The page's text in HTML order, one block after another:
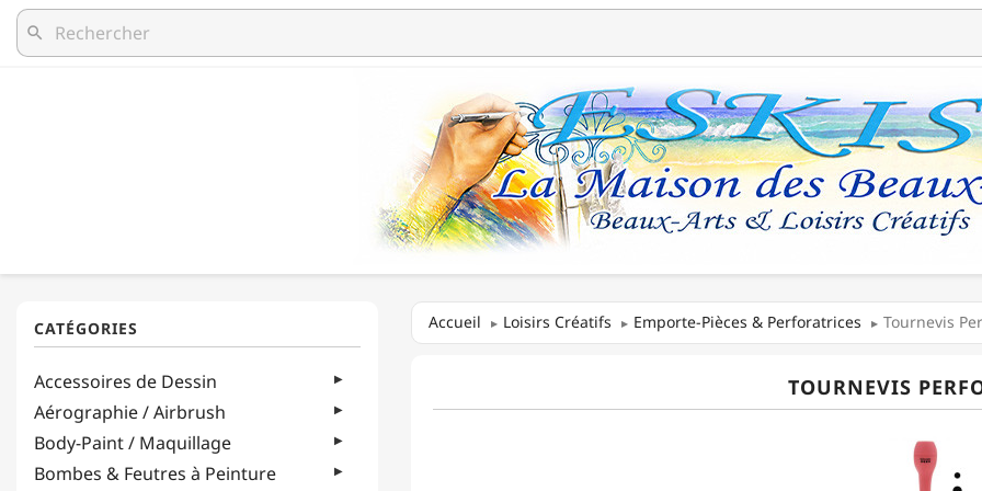
search
Accessoires de Dessin
Aérographie / Airbrush
Body-Paint / Maquillage
Bombes & Feutres à Peinture
Accueil Loisirs Créatifs Emporte-Pièces & Perforatrices Tournevis
TOURNEVIS